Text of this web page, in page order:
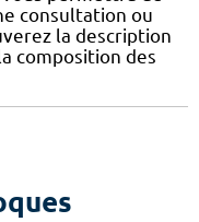
consultation ou
la description
composition des